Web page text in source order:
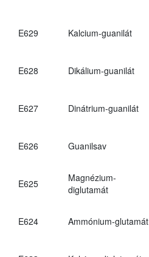
E629 Kalcium-guanilát
E628 Dikálium-guanilát
E627 Dinátrium-guanilát
E626 Guanilsav
E625
Magnézium-
diglutamát
E624 Ammónium-glutamát